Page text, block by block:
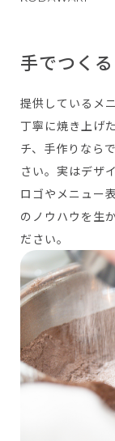
手でつくる
提供しているメ
丁寧に焼き上げ
チ、手作りなら
さい。実はデザ
ロゴやメニュー
のノウハウを生
ださい。